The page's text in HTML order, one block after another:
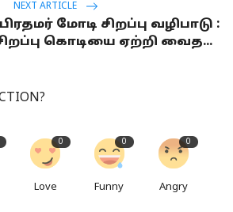
NEXT ARTICLE
மோடி சிறப்பு வழிபாடு :
கொடியை ஏற்றி வைத...
0
Love
0
Funny
0
Angry